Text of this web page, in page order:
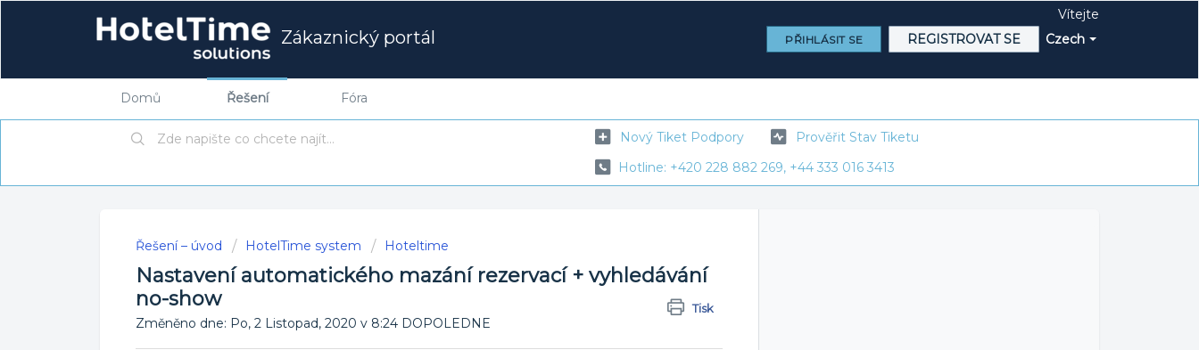
Zákaznický portál Czech
Vítejte
PŘIHLÁSIT SE REGISTROVAT SE
Domů Řešení Fóra
Nový Tiket Podpory
Prověřit Stav Tiketu
Hotline: +420 228 882 269, +44 333 016 3413
Řešení – úvod HotelTime system Hoteltime
Nastavení automatického mazání rezervací + vyhledávání
no-show
Tisk
Změněno dne: Po, 2 Listopad, 2020 v 8:24 DOPOLEDNE